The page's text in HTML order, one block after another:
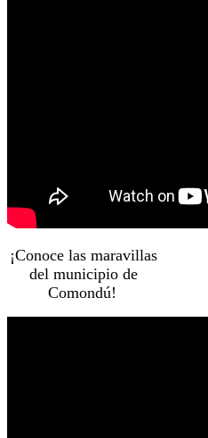
¡Conoce las maravillas
del municipio de
Comondú!